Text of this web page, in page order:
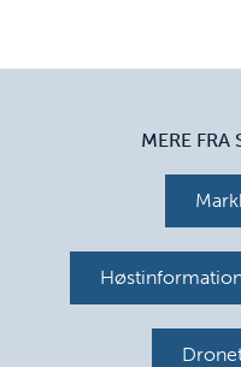
MERE FRA